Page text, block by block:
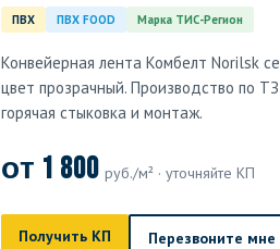
ПВХ ПВХ FOOD Марка ТИС-Регион
Конвейерная лента Комбелт Norilsk
цвет прозрачный. Производство по
горячая стыковка и монтаж.
от 1 800 руб./м² · уточняйте КП
Получить КП Перезвоните мне